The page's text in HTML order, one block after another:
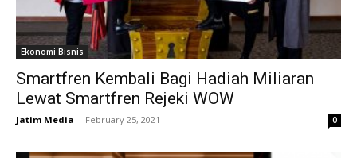
Ekonomi Bisnis
Smartfren Kembali Bagi Hadiah Miliaran
Lewat Smartfren Rejeki WOW
Jatim Media - February 25, 2021 0